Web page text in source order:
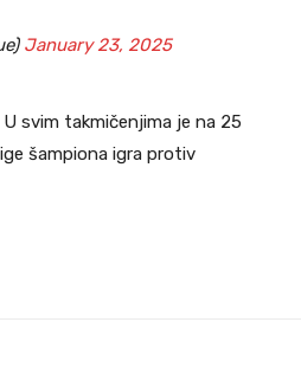
January 23, 2025
svim takmičenjima je na 25
šampiona igra protiv